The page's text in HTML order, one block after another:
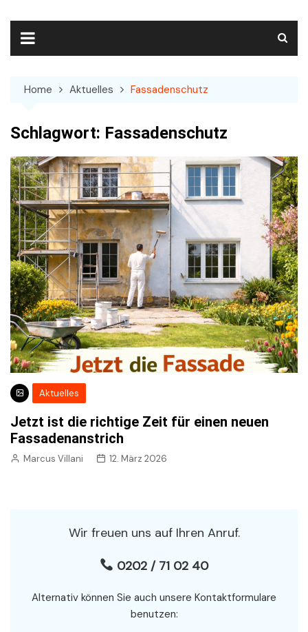
content
Home Aktuelles Fassadenschutz
Schlagwort: Fassadenschutz
Aktuelles
Jetzt ist die richtige Zeit für einen neuen
Fassadenanstrich
Marcus Villani 12. März 2026
Wir freuen uns auf Ihren Anruf.
0202 / 71 02 40
Alternativ können Sie auch unsere Kontaktformulare
benutzen: